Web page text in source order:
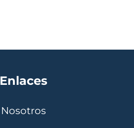
Enlaces
Nosotros